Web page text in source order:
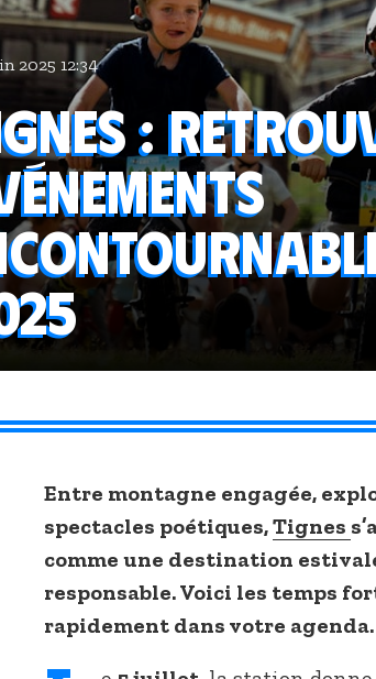
2025 12:34
:
Entre montagne engagée,
spectacles poétiques,Tignes
comme une destination
responsable. Voici les temps
rapidement dans votre agenda.